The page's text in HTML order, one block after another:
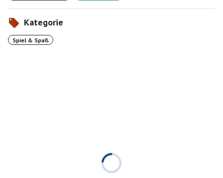
Kategorie
Spiel & Spaß